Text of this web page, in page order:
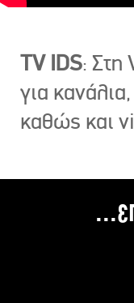
TV IDS: Στη
για κανάλια,
καθώς και